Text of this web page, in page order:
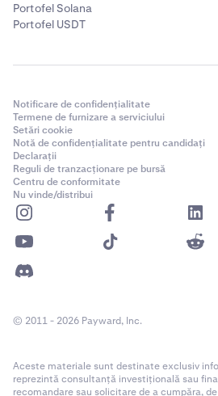
Portofel Solana
Portofel USDT
Notificare de confidențialitate
Termene de furnizare a serviciului
Setări cookie
Notă de confidențialitate pentru candidați
Declarații
Reguli de tranzacționare pe bursă
Centru de conformitate
Nu vinde/distribui
© 2011 - 2026 Payward, Inc.
Aceste materiale sunt destinate exclusiv
reprezintă consultanță investițională sau
recomandare sau solicitare de a cumpăra,